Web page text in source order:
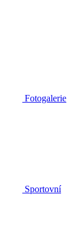
Fotogalerie
Sportovní